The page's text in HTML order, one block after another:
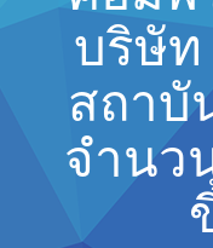
บริษั
สถาบั
จำนว